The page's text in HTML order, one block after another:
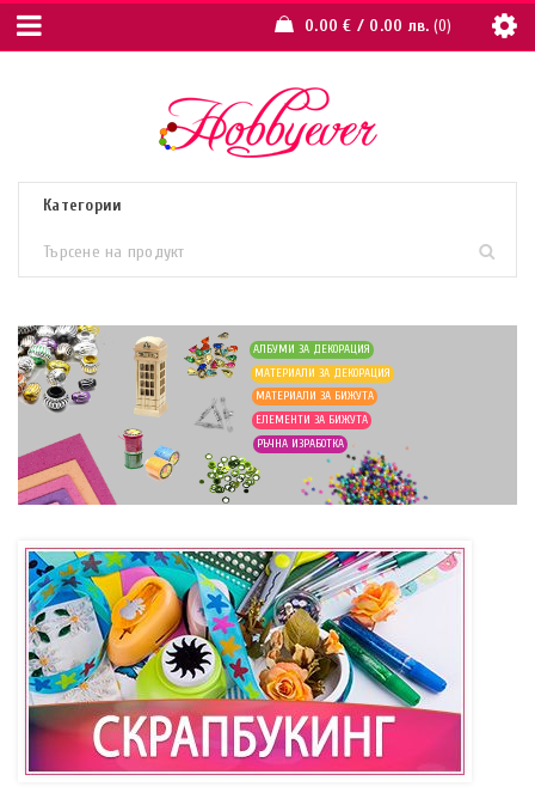
0.00€ / 0.00 лв. 0
АЛБУМИ ЗА ДЕКОРАЦИЯ
МАТЕРИАЛИ ЗА ДЕКОРАЦИЯ
МАТЕРИАЛИ ЗА БИЖУТА
ЕЛЕМЕНТИ ЗА БИЖУТА
РЪЧНА ИЗРАБОТКА